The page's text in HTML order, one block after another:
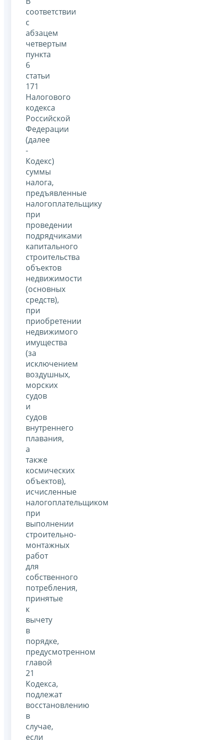
соответствии
с
абзацем
четвертым
пункта
6
статьи
171
Налогового
кодекса
Российской
Федерации
(далее
-
Кодекс)
суммы
налога,
предъявленные
налогоплательщику
при
проведении
подрядчиками
капитального
строительства
объектов
недвижимости
(основных
средств),
при
приобретении
недвижимого
имущества
(за
исключением
воздушных,
морских
судов
и
судов
внутреннего
плавания,
а
также
космических
объектов),
исчисленные
налогоплательщиком
при
выполнении
строительно-
монтажных
работ
для
собственного
потребления,
принятые
к
вычету
в
порядке,
предусмотренном
главой
21
Кодекса,
подлежат
восстановлению
в
случае,
если